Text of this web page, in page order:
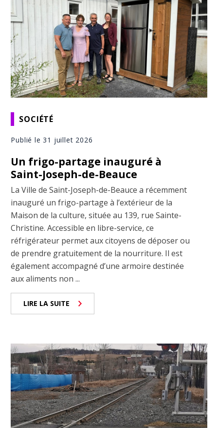
SOCIÉTÉ
Publié le 31 juillet 2026
Un frigo-partage inauguré à
Saint-Joseph-de-Beauce
La Ville de Saint-Joseph-de-Beauce a récemment
inauguré un frigo-partage à l’extérieur de la
Maison de la culture, située au 139, rue Sainte-
Christine. Accessible en libre-service, ce
réfrigérateur permet aux citoyens de déposer ou
de prendre gratuitement de la nourriture. Il est
également accompagné d’une armoire destinée
aux aliments non ...
LIRE LA SUITE